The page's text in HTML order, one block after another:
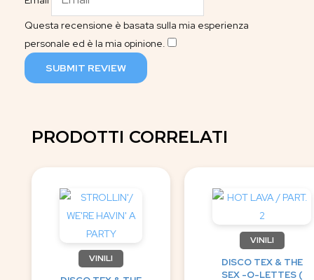
Questa recensione è basata sulla mia esperienza
personale ed è la mia opinione.
SUBMIT REVIEW
PRODOTTI CORRELATI
VINILI
VINILI
DISCO TEX & THE
SEX -O-LETTES (